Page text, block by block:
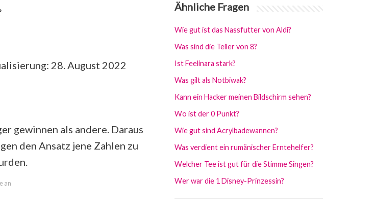
28. August 2022
gewinnen als andere. Daraus
den Ansatz jene Zahlen zu
an
Ähnliche Fragen
Wie gut ist das Nassfutter von Aldi?
Was sind die Teiler von 8?
Ist Feelinara stark?
Was gilt als Notbiwak?
Kann ein Hacker meinen Bildschirm sehen?
Wo ist der 0 Punkt?
Wie gut sind Acrylbadewannen?
Was verdient ein rumänischer Erntehelfer?
Welcher Tee ist gut für die Stimme Singen?
Wer war die 1 Disney-Prinzessin?